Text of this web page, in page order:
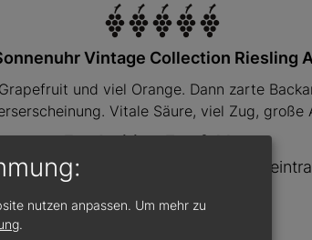
Vintage Collection Riesling
und viel Orange. Dann zarte
Vitale Säure, viel Zug, große
Foodpairing-Empfehlung
Kalbsbries mit glasierten
Vol. %
nutzen anpassen. Um mehr zu
.